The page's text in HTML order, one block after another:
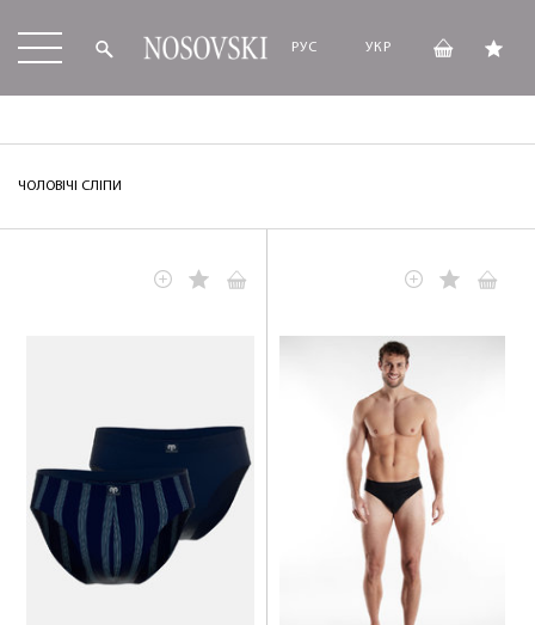
РУС УКР
ЧОЛОВІЧІ СЛІПИ